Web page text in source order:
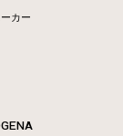
カー